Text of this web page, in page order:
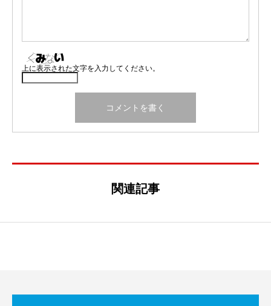
上に表示された文字を入力してください。
関連記事